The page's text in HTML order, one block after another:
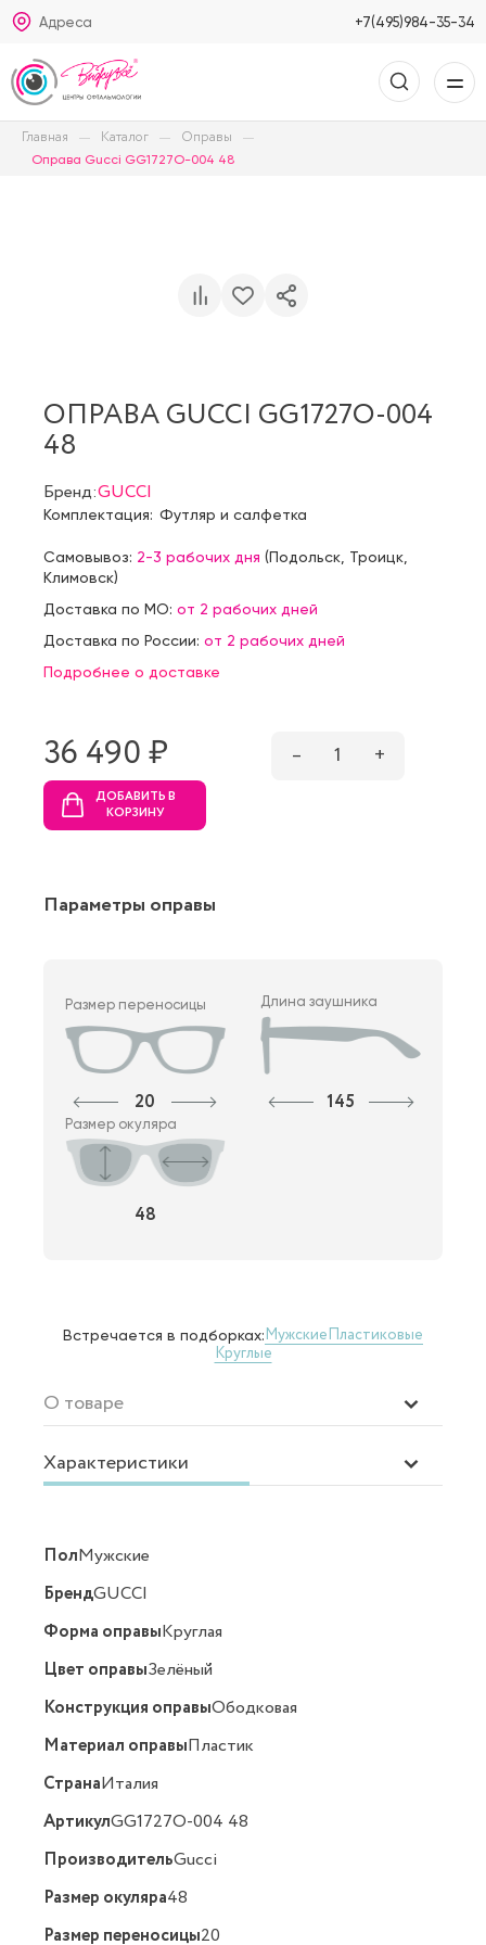
Адреса +7(495)984-35-34
Главная Каталог Оправы
Оправа Gucci GG1727O-004 48
ОПРАВА GUCCI GG1727O-004
48
Бренд:GUCCI
Комплектация: Футляр и салфетка
Самовывоз: 2-3 рабочих дня (Подольск Троицк
Климовск)
Доставка по МО: от 2 рабочих дней
Доставка по России: от 2 рабочих дней
Подробнее о доставке
36 490 ₷ – 1 +
ДОБАВИТЬ В
КОРЗИНУ
Параметры оправы
Размер переносицы
20
Длина заушника
145
Размер окуляра
48
Встречается в подборках:МужскиеПластиковые
Круглые
О товаре
Характеристики
ПолМужские
БрендGUCCI
Форма оправыКруглая
Цвет оправыЗелёный
Конструкция оправыОбодковая
Материал оправыПластик
СтранаИталия
АртикулGG1727O-004 48
ПроизводительGucci
Размер окуляра48
Размер переносицы20